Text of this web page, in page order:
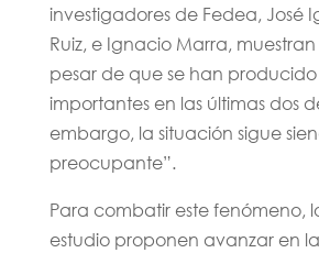
investigadores de Fedea, José
Ruiz, e Ignacio Marra,
pesar de que se han
importantes en las últimas dos
embargo, la situación sigue
preocupante”.
Para combatir este fenómeno,
estudio proponen avanzar en